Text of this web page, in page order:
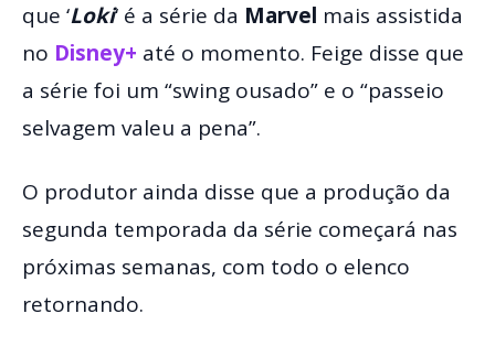
que ‘Loki‘ é a série da Marvel mais assistida
no Disney+ até o momento. Feige disse que
a série foi um “swing ousado” e o “passeio
selvagem valeu a pena”.
O produtor ainda disse que a produção da
segunda temporada da série começará nas
próximas semanas, com todo o elenco
retornando.